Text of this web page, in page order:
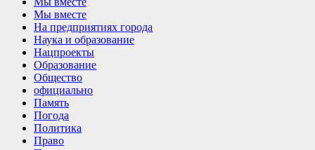
Мы вместе
На предприятиях города
Наука и образование
Нацпроекты
Образование
Общество
официально
Память
Погода
Политика
Право